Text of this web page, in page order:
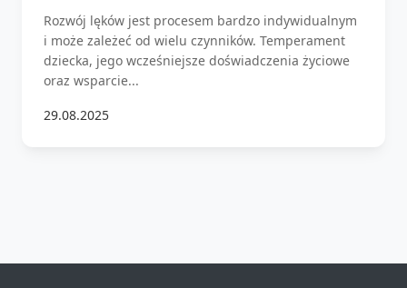
Rozwój lęków jest procesem bardzo indywidualnym
i może zależeć od wielu czynników. Temperament
dziecka, jego wcześniejsze doświadczenia życiowe
oraz wsparcie...
29.08.2025